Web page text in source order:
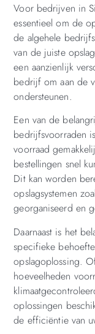
Voor bedrijven in
essentieel om de
de algehele
van de juiste
een aanzienlijk
bedrijf om aan de
ondersteunen.
Een van de
bedrijfsvoorraden
voorraad
bestellingen snel
Dit kan worden
opslagsystemen
georganiseerd en
Daarnaast is het
specifieke
opslagoplossing.
hoeveelheden
oplossingen
de efficiëntie van